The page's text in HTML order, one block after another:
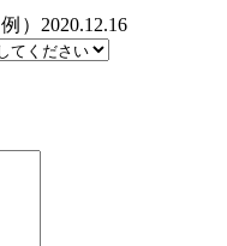
例）2020.12.16